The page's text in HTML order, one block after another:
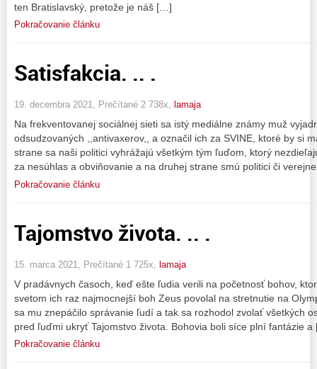
ten Bratislavský, pretože je náš […]
Pokračovanie článku
Satisfakcia. .. .
19. decembra 2021, Prečítané 2 738x, lamaja
Na frekventovanej sociálnej sieti sa istý mediálne známy muž
odsudzovaných ,,antivaxerov,, a označil ich za SVINE, ktoré by si
strane sa naši politici vyhrážajú všetkým tým ľuďom, ktorý
za nesúhlas a obviňovanie a na druhej strane smú politici či
Pokračovanie článku
Tajomstvo života. .. .
15. marca 2021, Prečítané 1 725x, lamaja
V pradávnych časoch, keď ešte ľudia verili na početnosť bohov,
svetom ich raz najmocnejší boh Zeus povolal na stretnutie na
sa mu znepáčilo správanie ľudí a tak sa rozhodol zvolať všetkých
pred ľuďmi ukryť Tajomstvo života. Bohovia boli síce plní fantázie
Pokračovanie článku